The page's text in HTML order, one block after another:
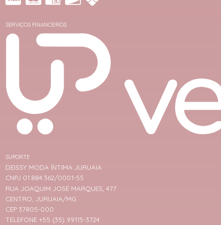
SERVIÇOS FINANCEIROS
SUPORTE
DEISSY MODA ÍNTIMA JURUAIA
CNPJ 01.884.362/0001-55
RUA JOAQUIM JOSÉ MARQUES, 477
CENTRO, JURUAIA/MG
CEP 37805-000
TELEFONE +55 (35) 99115-3724